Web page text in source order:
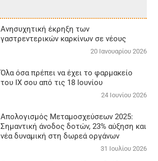
Aνησυχητική έκρηξη των
γαστρεντερικών καρκίνων σε νέους
20 Ιανουαρίου 2026
Όλα όσα πρέπει να έχει το φαρμακείο
του ΙΧ σου από τις 18 Ιουνίου
24 Ιουνίου 2026
Απολογισμός Μεταμοσχεύσεων 2025:
Σημαντική άνοδος δοτών, 23% αύξηση και
νέα δυναμική στη δωρεά οργάνων
31 Ιουλίου 2026